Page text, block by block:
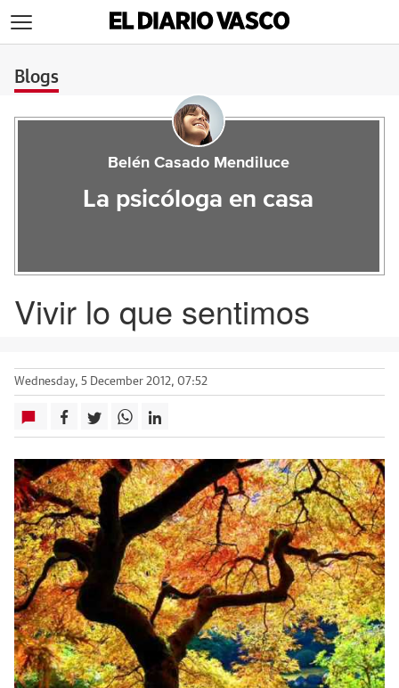
Blogs
Belén Casado Mendiluce
La psicóloga en casa
Vivir lo que sentimos
Wednesday, 5 December 2012, 07:52